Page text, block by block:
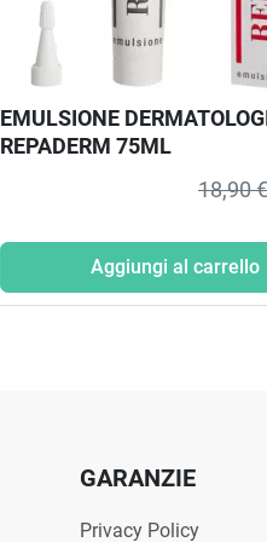
EMULSIONE
REPADERM 75ML
18,90 €
Aggiungi al carrello
GARANZIE
Privacy Policy